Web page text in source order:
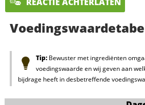
Tip:Bewuster met ingrediënten
voedingswaarde en wij geven aan
bijdrage heeft in desbetreffende